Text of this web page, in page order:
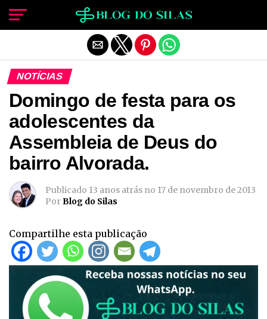
NOTÍCIAS
Domingo de festa para os
adolescentes da
Assembleia de Deus do
bairro Alvorada.
Publicado 13 anos atrás no 17 de novembro de 2013
PorBlog do Silas
Compartilhe esta publicação
Sair da versão mobile